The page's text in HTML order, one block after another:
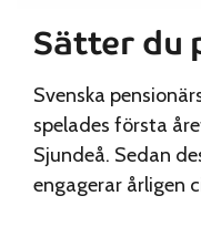
Sätter du
Svenska
spelades första
Sjundeå. Sedan
engagerar årligen